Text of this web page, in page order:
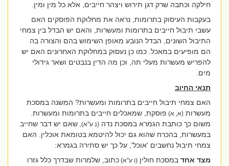
חילקה וכתבה שרק דגן תירוש ויצהר חייבים, אלא כל מין ומין.
בעקבות העיסוק בתרומות, נראה את מחלוקת הפוסקים האם
עשבי תיבול חייבים בתרומות ומעשרות, והאם יש הבדל בין צמחי
התיבול השונים, הבדל הנובע מאופן השימוש בהם והצורה בה
הם מופיעים במאכל. כמו כן נעסוק במחלוקת האחרונים האם יש
להפריש מעשרות מעלי תה, וכן מה הדין בנבטים ושאר גידולי
מים.
תנאי החיוב
האם צמחי תיבול חייבים בתרומות ומעשרות? המשנה במסכת
מעשרות(א, א) פוסקת, שמאכלים חייבים בתרומות ומעשרות.
משום כך כותבת הגמרא במסכת נדה(נ ע''א), שאם יש דבר שחייב
במעשרות, בהכרח שהוא גם יכול להיטמא בטומאת אוכלין. האם
צמחי תיבול נחשבים 'אוכל', על כך יש סתירה בגמרא:
מצד אחדבמסכת חולין(ו ע''א)כתוב, שלמרות שבדרך כלל גזרו